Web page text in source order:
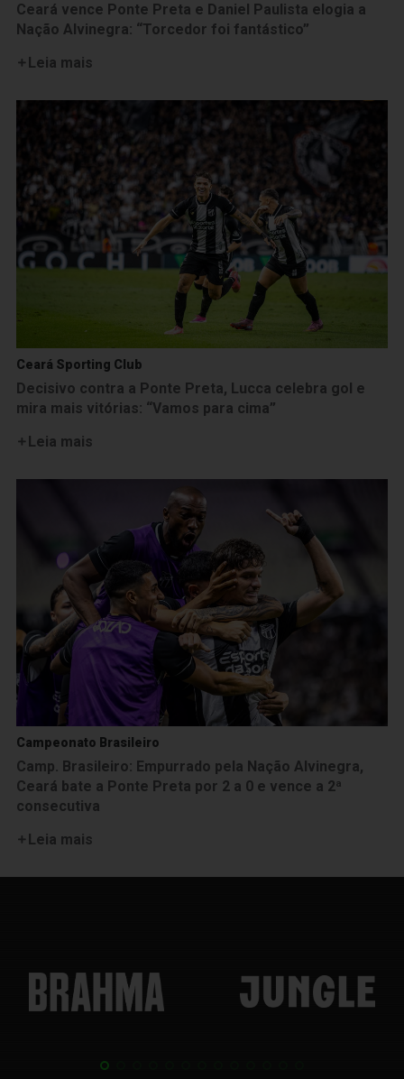
Ceará vence Ponte Preta e Daniel Paulista elogia a
Nação Alvinegra: “Torcedor foi fantástico”
Leia mais
Ceará Sporting Club
Decisivo contra a Ponte Preta, Lucca celebra gol e
mira mais vitórias: “Vamos para cima”
Leia mais
Campeonato Brasileiro
Camp. Brasileiro: Empurrado pela Nação Alvinegra,
Ceará bate a Ponte Preta por 2 a 0 e vence a 2ª
consecutiva
Leia mais